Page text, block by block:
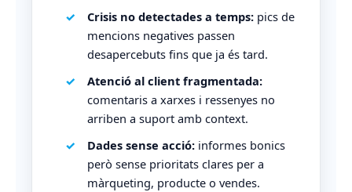
Crisis no detectades a temps: pics de
mencions negatives passen
desapercebuts fins que ja és tard.
Atenció al client fragmentada:
comentaris a xarxes i ressenyes no
arriben a suport amb context.
Dades sense acció: informes bonics
però sense prioritats clares per a
màrqueting, producte o vendes.